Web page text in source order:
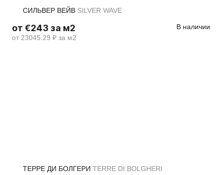
СИЛЬВЕР ВЕЙВ SILVER WAVE
от €243 за м2
от 23045.29 ₽ за м2
В наличии
ТЕРРЕ ДИ БОЛГЕРИ TERRE DI BOLGHERI